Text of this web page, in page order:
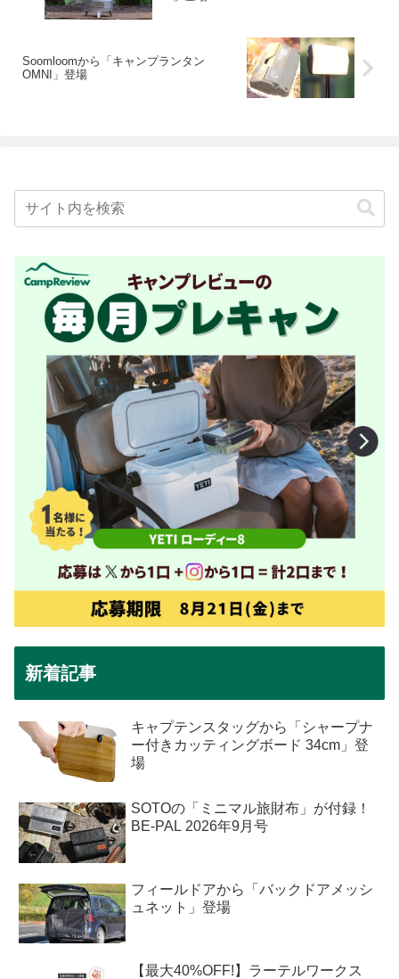
Soomloomから「キャンプランタン
OMNI」登場
新着記事
キャプテンスタッグから「シャープナ
ー付きカッティングボード 34cm」登
場
SOTOの「ミニマル旅財布」が付録！
BE-PAL 2026年9月号
フィールドアから「バックドアメッシ
ュネット」登場
【最大40%OFF!】ラーテルワークス